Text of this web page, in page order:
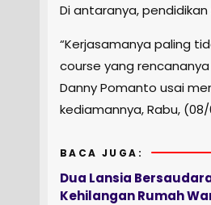
Di antaranya,
“Kerjasamanya paling
course yang
Danny Pomanto usai
kediamannya, Rabu,
BACA JUGA:
Dua Lansia
Kehilangan Rumah